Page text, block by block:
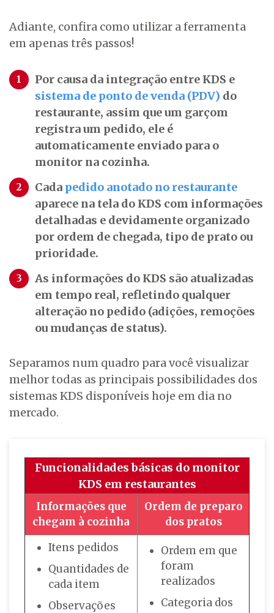
Adiante, confira como utilizar a ferramenta
em apenas três passos!
Por causa da integração entre KDS e
sistema de ponto de venda (PDV) do
restaurante, assim que um garçom
registra um pedido, ele é
automaticamente enviado para o
monitor na cozinha.
Cada pedido anotado no restaurante
aparece na tela do KDS com informações
detalhadas e devidamente organizado
por ordem de chegada, tipo de prato ou
prioridade.
As informações do KDS são atualizadas
em tempo real, refletindo qualquer
alteração no pedido (adições, remoções
ou mudanças de status).
Separamos num quadro para você visualizar
melhor todas as principais possibilidades dos
sistemas KDS disponíveis hoje em dia no
mercado.
Funcionalidades básicas do monitor
KDS em restaurantes
Informações que
chegam à cozinha
Ordem de preparo
dos pratos
Itens pedidos
Quantidades de
cada item
Observações
Ordem em que
foram
realizados
Categoria dos